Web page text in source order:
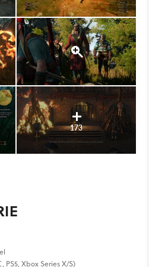
173
PS5, Xbox Series X/S)